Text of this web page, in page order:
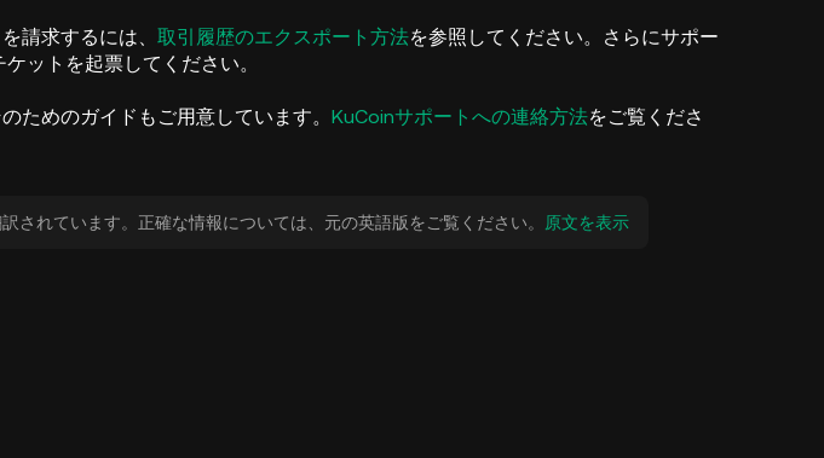
請求するには、 取引履歴のエクスポート方法を参照してください。さらにサポー
ットを起票してください。
ためのガイドもご用意しています。 KuCoinサポートへの連絡方法をご覧くださ
されています。正確な情報については、元の英語版をご覧ください。 原文を表示